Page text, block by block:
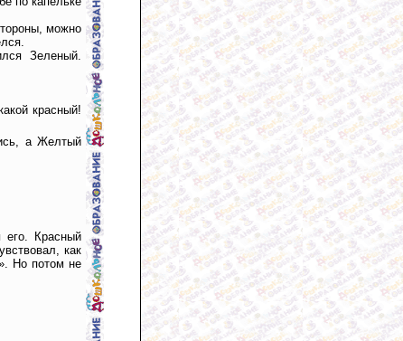
можно
Зеленый.
красный!
а Желтый
Красный
как
Но потом не